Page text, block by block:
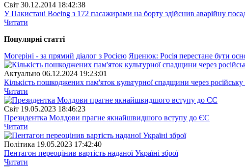
Свiт 30.12.2014 18:42:38
У Пакистані Boeing з 172 пасажирами на борту здійснив аварійну
Читати
Популярнi статтi
Могеріні - за прямий діалог з Росією Яценюк: Росія перестане бути
Актуально 06.12.2024 19:23:01
Кількість пошкоджених пам'яток культурної спадщини через російську
Читати
Свiт 19.05.2023 18:46:23
Президентка Молдови прагне якнайшвидшого вступу до ЄС
Читати
Полiтика 19.05.2023 17:42:40
Пентагон переоцінив вартість наданої Україні зброї
Читати